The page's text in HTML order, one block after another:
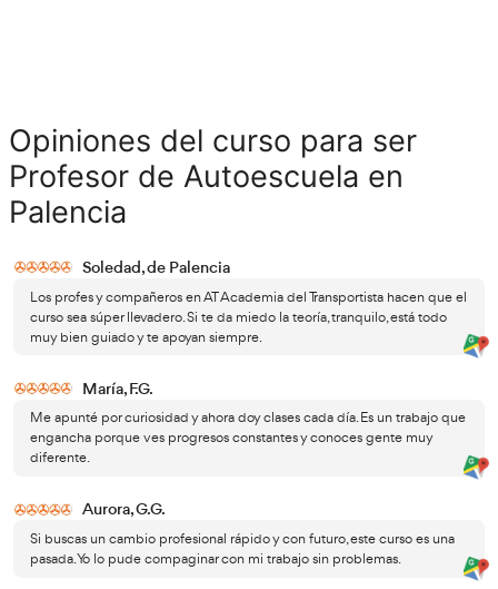
Transportista
El curso de profesor de autoescuela ofrecido por AT
Transportista está diseñado para
darte una formación
cuidadosamente preparados.
A continuación, vemos cómo está estructurado el
Temario actualizado: Contarás con acceso a una
virtual que integra el contenido más reciente y